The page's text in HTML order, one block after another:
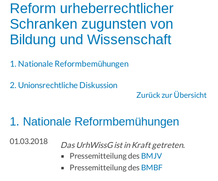
Reform urheberrechtlicher
Schranken zugunsten von
Bildung und Wissenschaft
1. Nationale Reformbemühungen
2. Unionsrechtliche Diskussion
Zurück zur Übersicht
1. Nationale Reformbemühungen
01.03.2018 Das UrhWissG ist in Kraft getreten.
Pressemitteilung des BMJV
Pressemitteilung des BMBF